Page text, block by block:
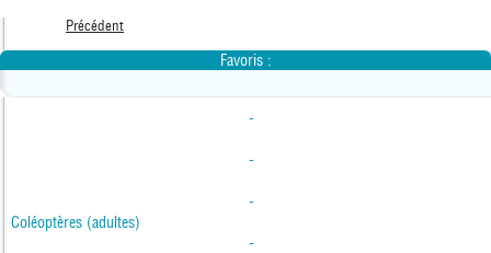
Précédent
Favoris :
-
-
-
Coléoptères (adultes)
-